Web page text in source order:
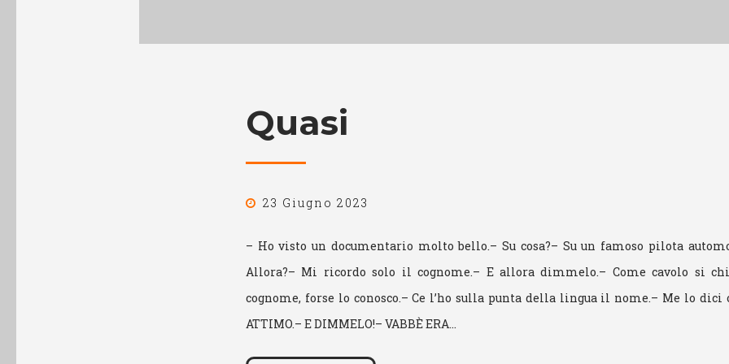
Quasi
23 Giugno 2023
– Ho visto un documentario molto bello.– Su cosa?– Su un famoso pilota
Allora?– Mi ricordo solo il cognome.– E allora dimmelo.– Come cavolo si
cognome, forse lo conosco.– Ce l’ho sulla punta della lingua il nome.– Me lo dici
ATTIMO.– E DIMMELO!– VABBÈ ERA…